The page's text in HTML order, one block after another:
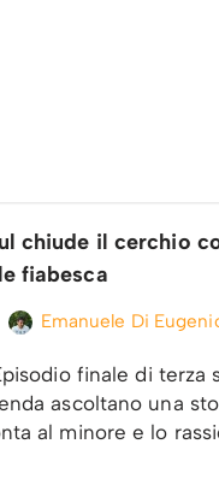
chiude il cerchio
fiabesca
Emanuele Di
finale di terza
ascoltano una
al minore e lo